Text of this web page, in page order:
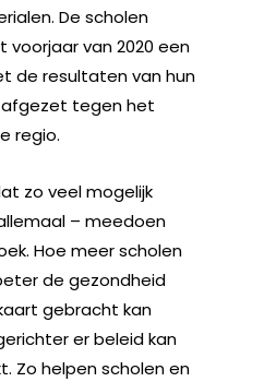
De scholen
voorjaar van 2020 een
de resultaten van hun
tegen het
regio.
zo veel mogelijk
– meedoen
Hoe meer scholen
de gezondheid
gebracht kan
er beleid kan
Zo helpen scholen en